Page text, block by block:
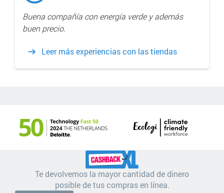
Buena compañía con energía verde y además
buen precio.
Leer más experiencias con las tiendas
Te devolvemos la mayor cantidad de dinero
posible de tus compras en línea.